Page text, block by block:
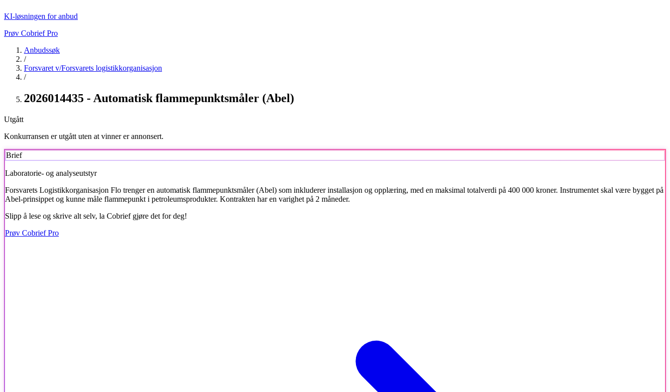
KI-løsningen for anbud
Prøv Cobrief Pro
Anbudssøk
/
Forsvaret v/Forsvarets logistikkorganisasjon
/
2026014435 - Automatisk flammepunktsmåler (Abel)
Utgått
Konkurransen er utgått uten at vinner er annonsert.
Brief
Laboratorie- og analyseutstyr
Forsvarets Logistikkorganisasjon Flo trenger en automatisk flammepunktsmåler (Abel) som inkluderer installasjon og opplæring, med en maksimal totalverdi på 400 000 kroner. Instrumentet skal være bygget på
Abel-prinsippet og kunne måle flammepunkt i petroleumsprodukter. Kontrakten har en varighet på 2 måneder.
Slipp å lese og skrive alt selv, la Cobrief gjøre det for deg!
Prøv Cobrief Pro